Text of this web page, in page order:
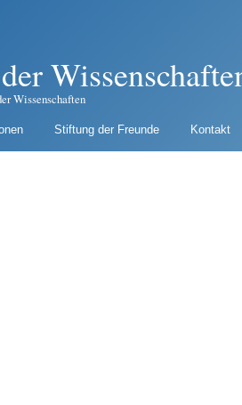
Wissenschaften
Stiftung der Freunde Kontakt